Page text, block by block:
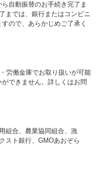
自動振替のお手続き完了ま
までは、銀行またはコンビニ
ので、あらかじめご了承く
労働金庫でお取り扱いが可能
できません。詳しくはお問
組合、農業協同組合、漁
スト銀行、GMOあおぞら